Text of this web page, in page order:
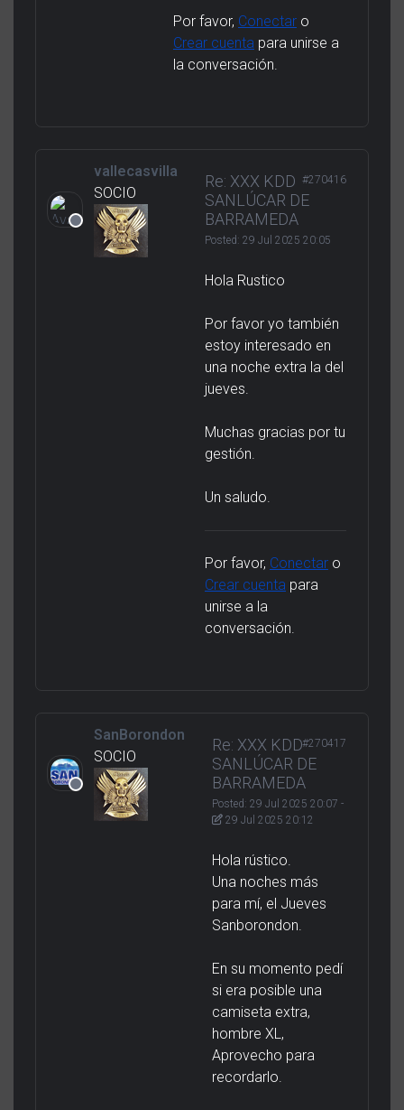
Por favor, Conectar o
Crear cuenta para unirse a
la conversación.
vallecasvilla
SOCIO
Re: XXX KDD
SANLÚCAR DE
BARRAMEDA
Posted: 29 Jul 2025 20:05
#270416
Hola Rustico
Por favor yo también
estoy interesado en
una noche extra la del
jueves.
Muchas gracias por tu
gestión.
Un saludo.
Por favor, Conectar o
Crear cuenta para
unirse a la
conversación.
SanBorondon
SOCIO
Re: XXX KDD
SANLÚCAR DE
BARRAMEDA
Posted: 29 Jul 2025 20:07 -
29 Jul 2025 20:12
#270417
Hola rústico.
Una noches más
para mí, el Jueves
Sanborondon.
En su momento pedí
si era posible una
camiseta extra,
hombre XL,
Aprovecho para
recordarlo.